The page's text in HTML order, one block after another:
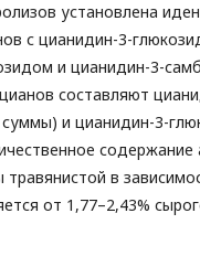
установлена
с цианидин-3-
и цианидин-3-
составляют
и цианидин-3-
содержание
в
от 1,77–2,43%